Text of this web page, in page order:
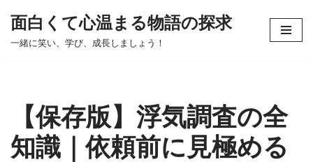
コ
ス
キ
面白くて心温まる物語の探求
一緒に笑い、学び、成長しましょう！
【保存版】浮気調査の全
知識｜依頼前に見極める